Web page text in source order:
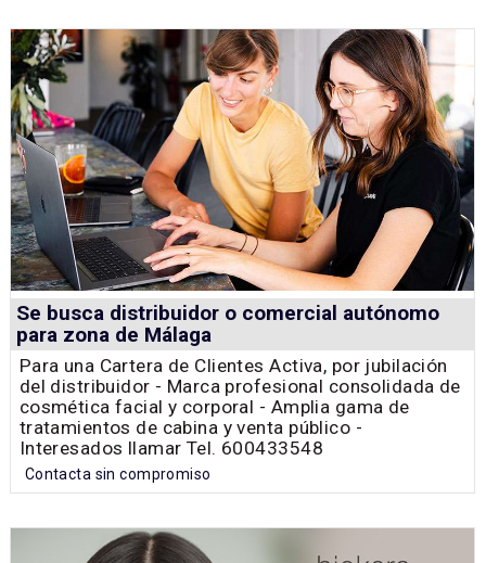
Se busca distribuidor o comercial autónomo
para zona de Málaga
Para una Cartera de Clientes Activa, por jubilación
del distribuidor - Marca profesional consolidada de
cosmética facial y corporal - Amplia gama de
tratamientos de cabina y venta público -
Interesados llamar Tel. 600433548
Contacta sin compromiso